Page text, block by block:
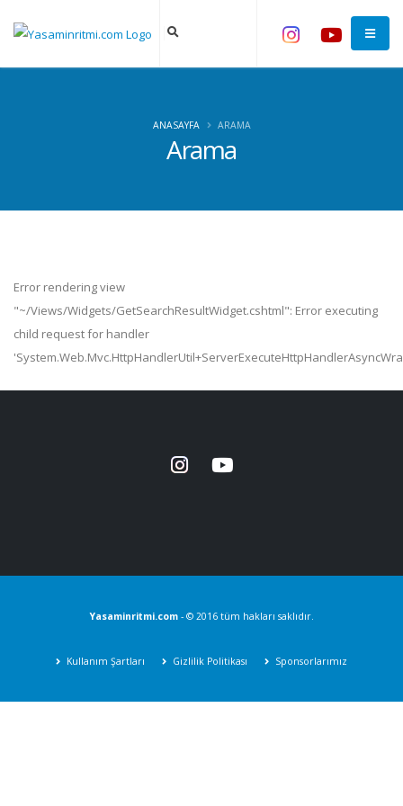
Arama
ANASAYFA ARAMA
Error rendering view
"~/Views/Widgets/GetSearchResultWidget.cshtml": Error executing
child request for handler
Yasaminritmi.com- © 2016 tüm hakları saklıdır.
Kullanım Şartları Gizlilik Politikası Sponsorlarımız